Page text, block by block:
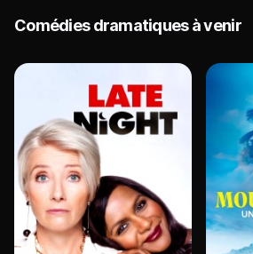
Comédies dramatiques à venir